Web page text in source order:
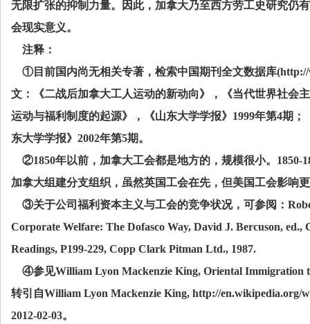
无限扩张的抑制力量。因此，加拿大乃至西方劳工史研究仍
会现实意义。
注释：
①目前国内尚无相关专著，检索中国期刊全文数据库
文：《二战后加拿大工人运动的新动向》，《当代世界社会
运动与福利制度的起源》，《山东大学学报》 1999年第4期；
东大学学报》 2002年第5期。
②1850年以前，加拿大工会都是地方的，规模很小。 1850-
加拿大组建分支组织，虽然英国工会在先，但美国工会影响
③关于公司福利资本主义与工会的竞争状况，可参阅：
Corporate Welfare: The Dofasco Way, David J. Bercuson, ed.,
Readings, P199-229, Copp Clark Pitman Ltd., 1987.
④参见William Lyon Mackenzie King, Oriental Immigration
转引自William Lyon Mackenzie King, http://en.wikipedia.org/
2012-02-03。